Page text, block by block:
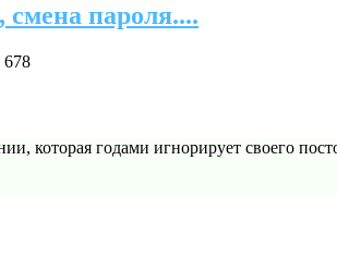
пароля....
678
которая годами игнорирует своего